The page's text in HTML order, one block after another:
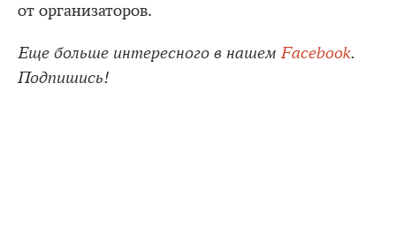
от организаторов.
Еще больше интересного в нашем Facebook.
Подпишись!